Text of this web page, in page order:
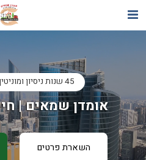
45 שנות ניסיון ומוניטין · בפריסה ארצית
אומדן שמאים |
השארת פרטים